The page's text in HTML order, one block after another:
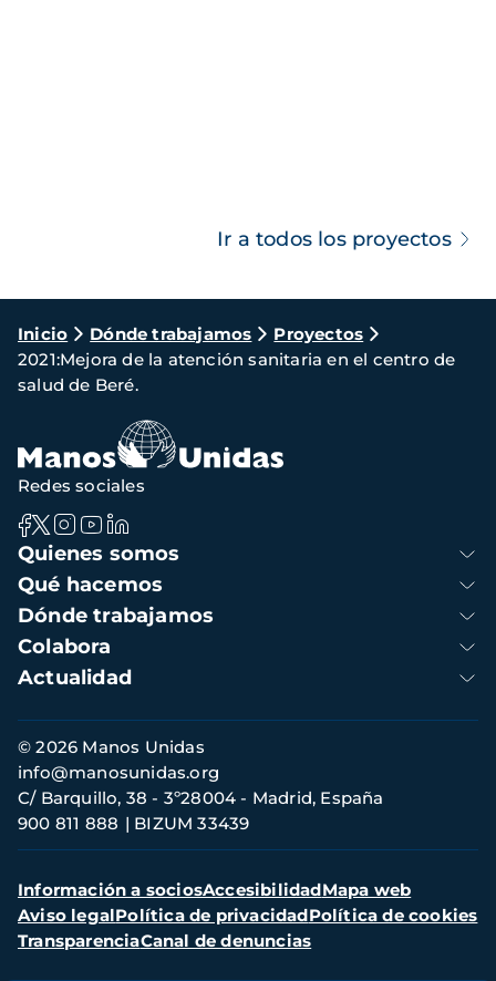
Ir a todos los proyectos
Ruta
de
navegación
Inicio Dónde trabajamos
Proyectos
2021:Mejora de la atención sanitaria en el centro de
salud de Beré.
Navegación
principal
Quienes somos
Qué hacemos
Dónde trabajamos
Colabora
Actualidad
Redes sociales
Información
de
contacto
© 2026 Manos Unidas
C/ Barquillo, 38 - 3º28004 - Madrid, España
900 811 888
BIZUM 33439
info@manosunidas.org
Menú
secundario
Información a sociosAccesibilidadMapa web
Aviso legalPolítica de privacidadPolítica de cookies
TransparenciaCanal de denuncias